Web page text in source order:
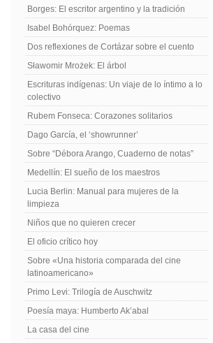
Borges: El escritor argentino y la tradición
Isabel Bohórquez: Poemas
Dos reflexiones de Cortázar sobre el cuento
Sławomir Mrożek: El árbol
Escrituras indígenas: Un viaje de lo íntimo a lo
colectivo
Rubem Fonseca: Corazones solitarios
Dago García, el ‘showrunner’
Sobre “Débora Arango, Cuaderno de notas”
Medellín: El sueño de los maestros
Lucia Berlin: Manual para mujeres de la
limpieza
Niños que no quieren crecer
El oficio crítico hoy
Sobre «Una historia comparada del cine
latinoamericano»
Primo Levi: Trilogía de Auschwitz
Poesía maya: Humberto Ak’abal
La casa del cine